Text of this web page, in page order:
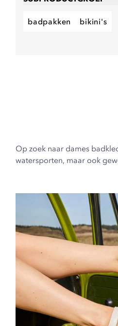
badpakken bikini's
Op zoek naar dames
watersporten, maar ook